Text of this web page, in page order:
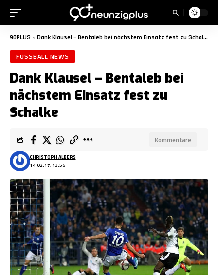
90PLUS » Dank Klausel – Bentaleb bei nächstem Einsatz fest zu Schalke
FUSSBALL NEWS
Dank Klausel – Bentaleb bei
nächstem Einsatz fest zu
Schalke
14.02.17, 13:56
CHRISTOPH ALBERS
Kommentare